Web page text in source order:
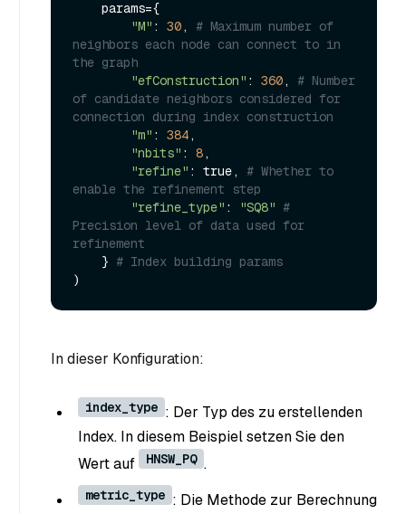
"M" : 30, # Maximum number of
neighbors each node can connect to in
the graph
"efConstruction" : 360, # Number
of candidate neighbors considered for
connection during index construction
"m" : 384,
"nbits" : 8,
"refine" : true, # Whether to
enable the refinement step
"refine_type" : "SQ8" #
Precision level of data used for
refinement
    }
# Index building params
In dieser Konfiguration:
index_type : Der Typ des zu erstellenden
Index. In diesem Beispiel setzen Sie den
Wert auf
HNSW_PQ .
metric_type : Die Methode zur Berechnung